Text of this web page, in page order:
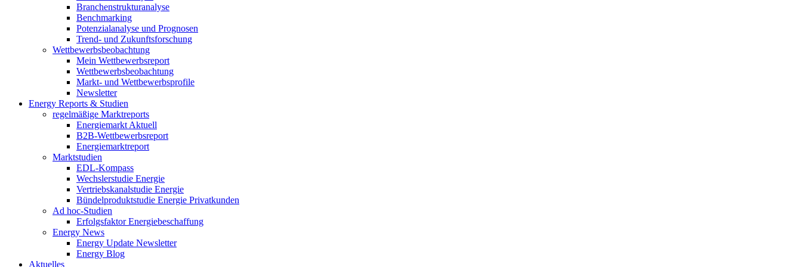
Branchenstrukturanalyse
Benchmarking
Potenzialanalyse und Prognosen
Trend- und Zukunftsforschung
Wettbewerbs­beobachtung
Mein Wettbewerbsreport
Wettbewerbsbeobachtung
Markt- und Wettbewerbsprofile
Newsletter
Energy Reports & Studien
regelmäßige Marktreports
Energiemarkt Aktuell
B2B-Wettbewerbsreport
Energiemarktreport
Marktstudien
EDL-Kompass
Wechslerstudie Energie
Vertriebskanalstudie Energie
Bündelproduktstudie Energie Privatkunden
Ad hoc-Studien
Erfolgsfaktor Energiebeschaffung
Energy News
Energy Update Newsletter
Energy Blog
Aktuelles